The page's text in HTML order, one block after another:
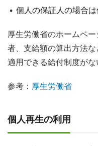
個人の保証人の場合
厚生労働省のホームペ
者、支給額の算出方法な
適用できる給付制度がな
参考： 厚生労働省
個人再生の利用